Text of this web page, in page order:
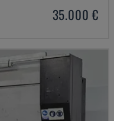
35.000 €